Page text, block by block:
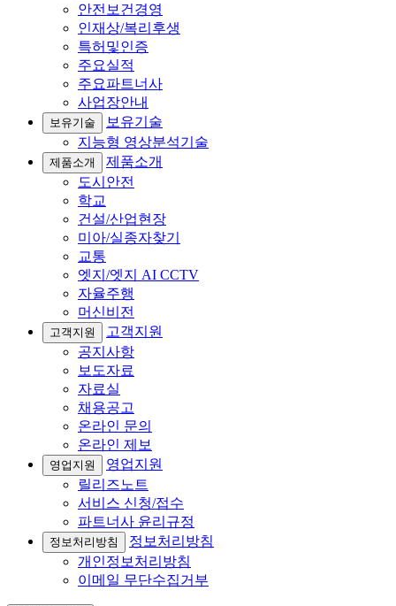
안전보건경영
인재상/복리후생
특허및인증
주요실적
주요파트너사
사업장안내
보유기술
보유기술
지능형 영상분석기술
제품소개
제품소개
도시안전
학교
건설/산업현장
미아/실종자찾기
교통
엣지/엣지 AI CCTV
자율주행
머신비전
고객지원
고객지원
공지사항
보도자료
자료실
채용공고
온라인 문의
온라인 제보
영업지원
영업지원
릴리즈노트
서비스 신청/접수
파트너사 윤리규정
정보처리방침
정보처리방침
개인정보처리방침
이메일 무단수집거부